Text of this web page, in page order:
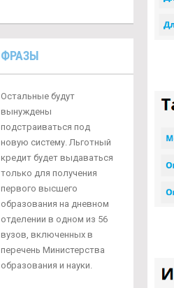
ФРАЗЫ
Остальные будут
вынуждены
подстраиваться под
новую систему. Льготный
кредит будет выдаваться
только для получения
первого высшего
образования на дневном
отделении в одном из 56
вузов, включенных в
перечень Министерства
образования и науки.